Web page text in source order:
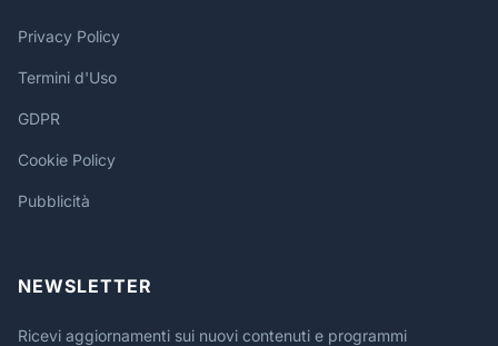
Privacy Policy
Termini d'Uso
GDPR
Cookie Policy
Pubblicità
NEWSLETTER
Ricevi aggiornamenti sui nuovi contenuti e programmi